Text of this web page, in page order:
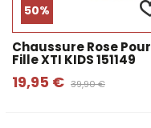
50%
Chaussure Rose Pour
Fille XTI KIDS 151149
19,95 € 39,90 €